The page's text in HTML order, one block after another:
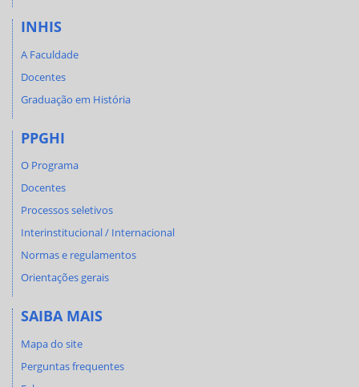
INHIS
A Faculdade
Docentes
Graduação em História
PPGHI
O Programa
Docentes
Processos seletivos
Interinstitucional / Internacional
Normas e regulamentos
Orientações gerais
SAIBA MAIS
Mapa do site
Perguntas frequentes